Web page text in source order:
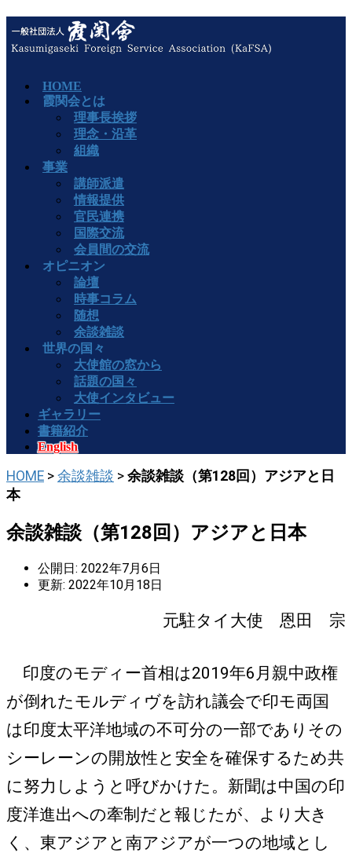
HOME
霞関会とは
理事長挨拶
理念・沿革
組織
事業
講師派遣
情報提供
官民連携
国際交流
会員間の交流
オピニオン
論壇
時事コラム
随想
余談雑談
世界の国々
大使館の窓から
話題の国々
大使インタビュー
ギャラリー
書籍紹介
English
HOME > 余談雑談 > 余談雑談（第128回）アジアと日
本
余談雑談（第128回）アジアと日本
公開日: 2022年7月6日
更新: 2022年10月18日
元駐タイ大使 恩田 宗
印度のモディー首相は2019年6月親中政権
が倒れたモルディヴを訪れ議会で印モ両国
は印度太平洋地域の不可分の一部でありその
シーレーンの開放性と安全を確保するため共
に努力しようと呼びかけた。新聞は中国の印
度洋進出への牽制だと報じたが、より大き
く、東アジアと南アジアが一つの地域とし